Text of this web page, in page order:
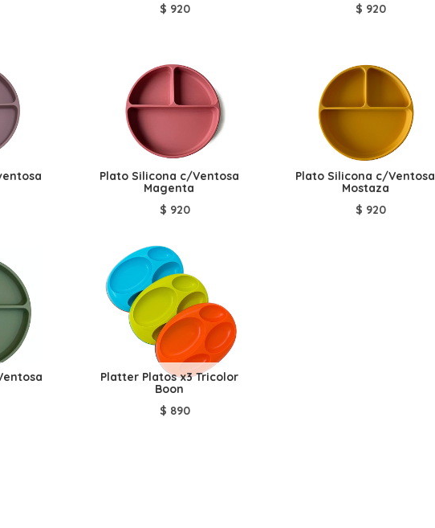
$ 920
$ 920
Plato Silicona c/Ventosa
Magenta
$ 920
Plato Silicona c/Ventosa
Mostaza
$ 920
Platter Platos x3 Tricolor
Boon
$ 890